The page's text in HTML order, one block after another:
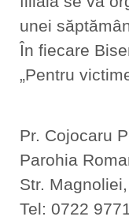
unei
În fiecare
„Pentru
Pr. Cojocaru
Parohia
Str.
Tel: 0722